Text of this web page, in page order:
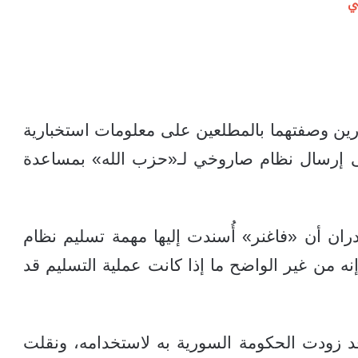
بالمطلعين على معلومات استخبارية
إرسال نظام صاروخي لـ«حزب الله» بمساعدة
أن «فاغنر» أُسندت إليها مهمة تسليم نظام
إنه من غير الواضح ما إذا كانت عملية التسليم قد
زودت الحكومة السورية به لاستخدامه، ونقلت